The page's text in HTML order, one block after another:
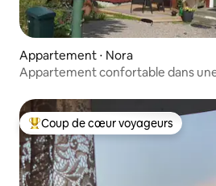
Appartement ⋅ Nora
Appartement confortable dans
Coups de cœur voyageurs les plus
Coup de cœur voyageurs